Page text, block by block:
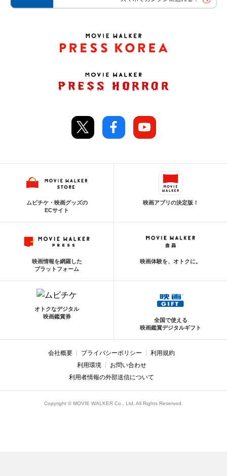
ムビチケ・映画グッズの
ECサイト
映画アプリの決定版！
映画情報を網羅した
プラットフォーム
映画体験を、オトクに。
オトクなデジタル
映画鑑賞券
全国で使える
映画鑑賞デジタルギフト
会社概要 プライバシーポリシー
利用規約
利用環境
お問い合わせ
利用者情報の外部送信について
Copyright © MOVIE WALKER Co., Ltd. All Rights Reserved.